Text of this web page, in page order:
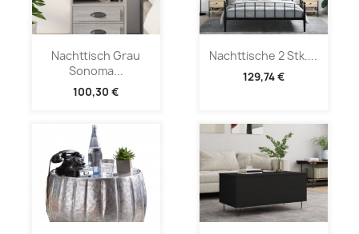
Nachttisch Grau
Sonoma...
100,30 €
Nachttische 2 Stk....
129,74 €